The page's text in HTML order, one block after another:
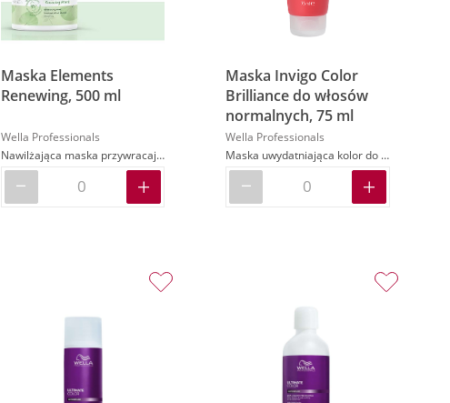
Maska Elements
Renewing, 500 ml
Wella Professionals
Nawilżająca maska przywracająca włosom gładkość i połysk
Maska Invigo Color
Brilliance do włosów
normalnych, 75 ml
Wella Professionals
Maska uwydatniająca kolor do włosów normalnych